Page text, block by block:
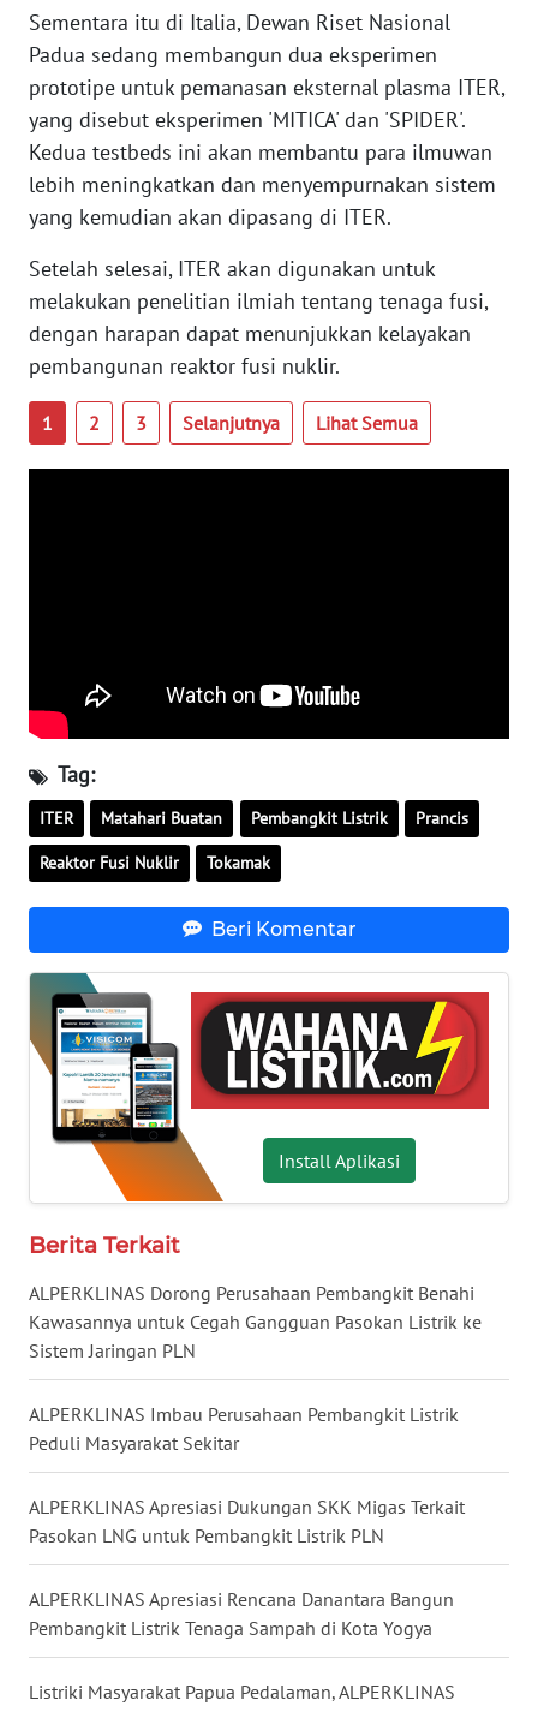
Sementara itu di Italia, Dewan Riset Nasional
Padua sedang membangun dua eksperimen
prototipe untuk pemanasan eksternal plasma ITER,
yang disebut eksperimen 'MITICA' dan 'SPIDER'.
Kedua testbeds ini akan membantu para ilmuwan
lebih meningkatkan dan menyempurnakan sistem
yang kemudian akan dipasang di ITER.
Setelah selesai, ITER akan digunakan untuk
melakukan penelitian ilmiah tentang tenaga fusi,
dengan harapan dapat menunjukkan kelayakan
pembangunan reaktor fusi nuklir.
1 2 3 Selanjutnya Lihat Semua
Tag:
ITER Matahari Buatan Pembangkit Listrik Prancis
Reaktor Fusi Nuklir Tokamak
Beri Komentar
Install Aplikasi
Berita Terkait
ALPERKLINAS Dorong Perusahaan Pembangkit Benahi
Kawasannya untuk Cegah Gangguan Pasokan Listrik ke
Sistem Jaringan PLN
ALPERKLINAS Imbau Perusahaan Pembangkit Listrik
Peduli Masyarakat Sekitar
ALPERKLINAS Apresiasi Dukungan SKK Migas Terkait
Pasokan LNG untuk Pembangkit Listrik PLN
ALPERKLINAS Apresiasi Rencana Danantara Bangun
Pembangkit Listrik Tenaga Sampah di Kota Yogya
Listriki Masyarakat Papua Pedalaman, ALPERKLINAS
PAPUA
PAPUA
BARAT
WN
RIAU
WN
SERAMBI
WN
WN
WN
BABEL
WN
SUMSEL
WN
BENGKULU
LAMPUNG
WN
JATENG
WN
WN
JATIM
WN
BALI
WN